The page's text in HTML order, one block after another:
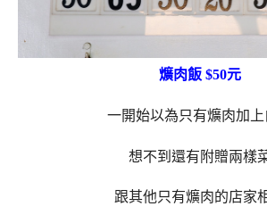
爌肉飯 $50元
一開始以為只有爌肉加上
想不到還有附贈兩樣
跟其他只有爌肉的店家